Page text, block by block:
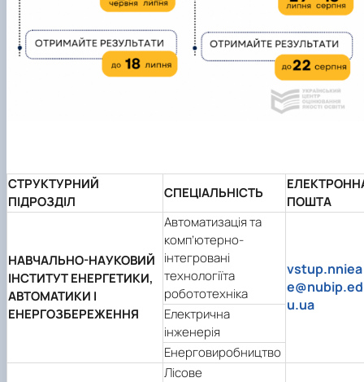
СТРУКТУРНИЙ
ПІДРОЗДІЛ
СПЕЦІАЛЬНІСТЬ
ПОШТА
НАВЧАЛЬНО-НАУКОВИЙ
ІНСТИТУТ ЕНЕРГЕТИКИ,
АВТОМАТИКИ І
ЕНЕРГОЗБЕРЕЖЕННЯ
Автоматизація та
комп’ютерно-
інтегровані
технологіїта
робототехніка
vstup.nniea
e@nubip.ed
u.ua
Електрична
інженерія
Енерговиробництво
Лісове